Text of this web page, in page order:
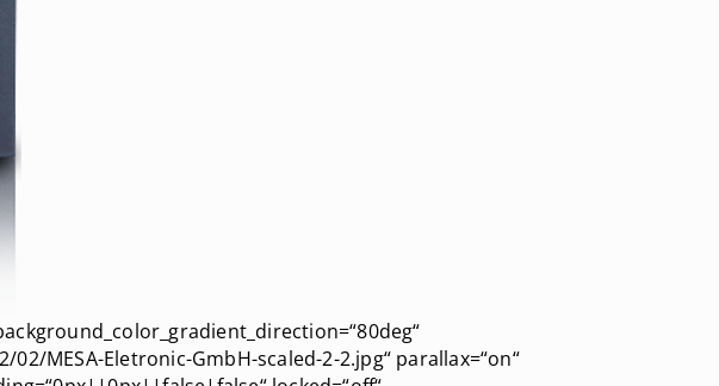
MESA-Eletronic-GmbH-scaled-2-2.jpg“ parallax=“on“